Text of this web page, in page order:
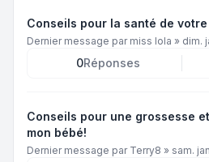
Conseils pour la santé de
Dernier message par miss lola » dim.
0Réponses
Conseils pour une grossesse
mon bébé!
Dernier message par Terry8 » sam.